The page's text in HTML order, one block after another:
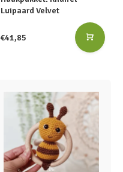
Luipaard Velvet
€41,85